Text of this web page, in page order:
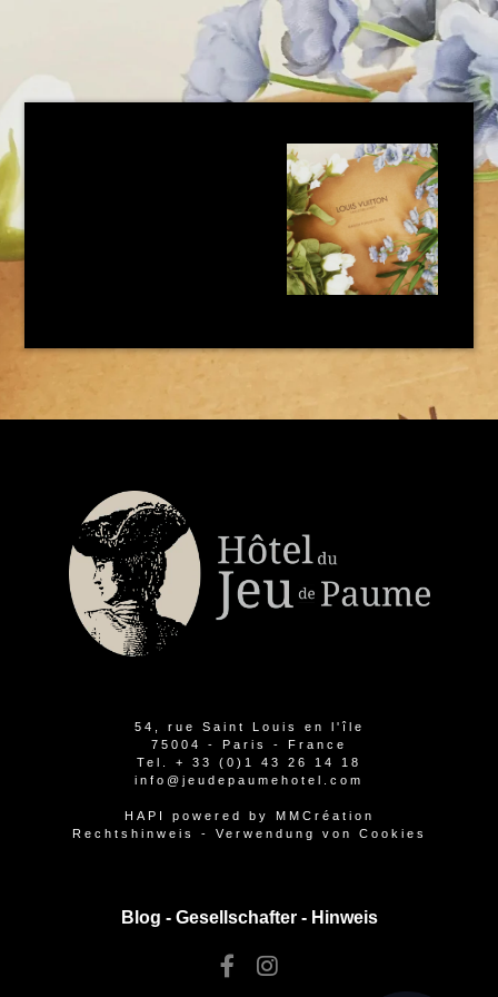
54, rue Saint Louis en l'île
75004 - Paris - France
Tel. + 33 (0)1 43 26 14 18
info@jeudepaumehotel.com
HAPI powered by MMCréation
Rechtshinweis
- Verwendung von Cookies
Blog - Gesellschafter- Hinweis